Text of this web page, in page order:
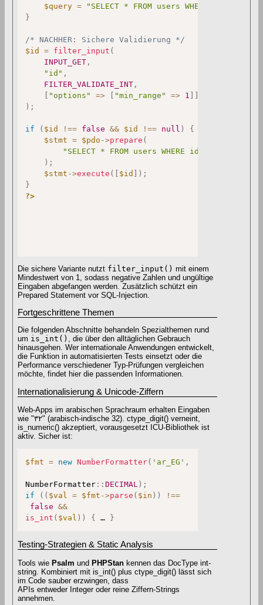
$query = "SELECT * FROM users WHERE id = "
}
/* NACHHER: Sichere Validierung */
$id
= filter_input (
INPUT_GET ,
"id" ,
FILTER_VALIDATE_INT ,
[ "options" => [ "min_range" => 1 ] ]
) ;
if ( $id !== false && $id !== null )
{
$stmt
= $pdo ->prepare (
"SELECT * FROM users WHERE id = ?"
) ;
$stmt ->execute ( [ $id ] ) ;
}
?>
Die sichere Variante nutzt filter_input() mit einem
Mindestwert von 1, sodass negative Zahlen und ungültige
Eingaben abgefangen werden. Zusätzlich schützt ein
Prepared Statement vor SQL-Injection.
Fortgeschrittene Themen
Die folgenden Abschnitte behandeln Spezialthemen rund
um is_int()
, die über den alltäglichen Gebrauch
hinausgehen. Wer internationale Anwendungen entwickelt,
die Funktion in automatisierten Tests einsetzt oder die
Performance verschiedener Typ-Prüfungen vergleichen
möchte, findet hier die passenden Informationen.
Internationalisierung & Unicode-Ziffern
Web-Apps im arabischen Sprachraum erhalten Eingaben
wie "٣٢" (arabisch-indische 32). ctype_digit() verneint,
is_numeric() akzeptiert, vorausgesetzt ICU-Bibliothek ist
aktiv. Sicher ist:
$fmt = new NumberFormatter( 'ar_EG' ,
NumberFormatter ::DECIMAL ) ;
if
( ( $val = $fmt ->parse ( $in ) )
!==
false
&&
is_int ( $val ) ) { … }
Testing-Strategien & Static Analysis
Tools wie Psalm und PHPStan kennen das DocType int-
string. Kombiniert mit is_int() plus ctype_digit() lässt sich
im Code sauber erzwingen, dass
APIs entweder Integer oder reine Ziffern-Strings
annehmen.